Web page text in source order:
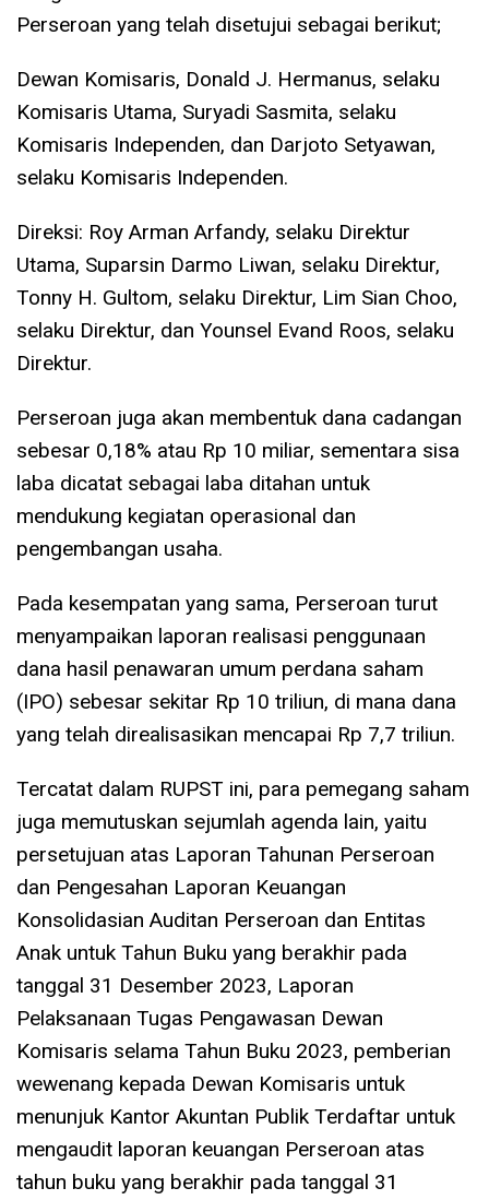
Perseroan yang telah disetujui sebagai berikut;
Dewan Komisaris, Donald J. Hermanus, selaku
Komisaris Utama, Suryadi Sasmita, selaku
Komisaris Independen, dan Darjoto Setyawan,
selaku Komisaris Independen.
Direksi: Roy Arman Arfandy, selaku Direktur
Utama, Suparsin Darmo Liwan, selaku Direktur,
Tonny H. Gultom, selaku Direktur, Lim Sian Choo,
selaku Direktur, dan Younsel Evand Roos, selaku
Direktur.
Perseroan juga akan membentuk dana cadangan
sebesar 0,18% atau Rp 10 miliar, sementara sisa
laba dicatat sebagai laba ditahan untuk
mendukung kegiatan operasional dan
pengembangan usaha.
Pada kesempatan yang sama, Perseroan turut
menyampaikan laporan realisasi penggunaan
dana hasil penawaran umum perdana saham
(IPO) sebesar sekitar Rp 10 triliun, di mana dana
yang telah direalisasikan mencapai Rp 7,7 triliun.
Tercatat dalam RUPST ini, para pemegang saham
juga memutuskan sejumlah agenda lain, yaitu
persetujuan atas Laporan Tahunan Perseroan
dan Pengesahan Laporan Keuangan
Konsolidasian Auditan Perseroan dan Entitas
Anak untuk Tahun Buku yang berakhir pada
tanggal 31 Desember 2023, Laporan
Pelaksanaan Tugas Pengawasan Dewan
Komisaris selama Tahun Buku 2023, pemberian
wewenang kepada Dewan Komisaris untuk
menunjuk Kantor Akuntan Publik Terdaftar untuk
mengaudit laporan keuangan Perseroan atas
tahun buku yang berakhir pada tanggal 31